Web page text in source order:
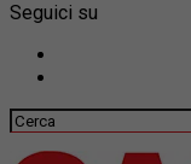
Seguici su